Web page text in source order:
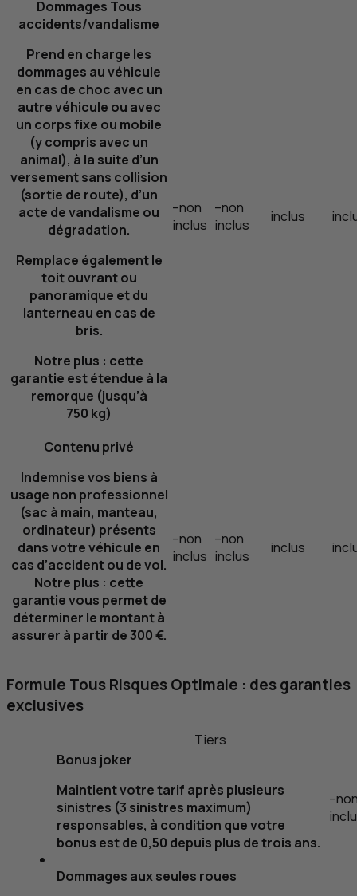
Dommages Tous
accidents/vandalisme
Prend en charge les
dommages au véhicule
en cas de choc avec un
autre véhicule ou avec
un corps fixe ou mobile
(y compris avec un
animal), à la suite d’un
versement sans collision
(sortie de route), d’un
acte de vandalisme ou
dégradation.
Remplace également le
toit ouvrant ou
panoramique et du
lanterneau en cas de
bris.
Notre plus : cette
garantie est étendue à la
remorque (jusqu’à
750 kg)
–non
inclus
–non
inclus
inclus
Contenu privé
Indemnise vos biens à
usage non professionnel
(sac à main, manteau,
ordinateur) présents
dans votre véhicule en
cas d’accident ou de vol.
Notre plus : cette
garantie vous permet de
déterminer le montant à
assurer à partir de 300 €.
–non
inclus
–non
inclus
inclus
Formule Tous Risques Optimale : des garanties
exclusives
Tiers
Bonus joker
Maintient votre tarif après plusieurs
sinistres (3 sinistres maximum)
responsables, à condition que votre
bonus est de 0,50 depuis plus de trois ans.
–
Dommages aux seules roues